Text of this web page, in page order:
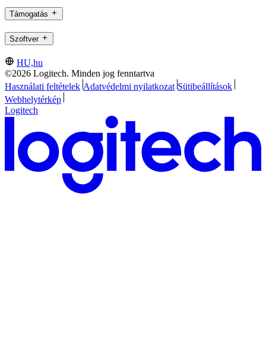
Támogatás
Szoftver
HU,hu
©2026 Logitech. Minden jog fenntartva
Használati feltételek Adatvédelmi nyilatkozat Sütibeállítások
Webhelytérkép
Logitech